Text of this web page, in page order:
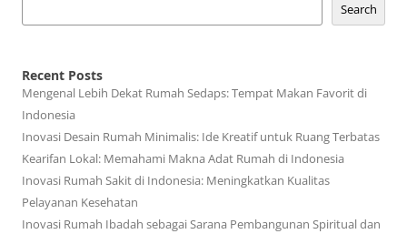
Search
Recent Posts
Mengenal Lebih Dekat Rumah Sedaps: Tempat Makan Favorit di
Indonesia
Inovasi Desain Rumah Minimalis: Ide Kreatif untuk Ruang Terbatas
Kearifan Lokal: Memahami Makna Adat Rumah di Indonesia
Inovasi Rumah Sakit di Indonesia: Meningkatkan Kualitas
Pelayanan Kesehatan
Inovasi Rumah Ibadah sebagai Sarana Pembangunan Spiritual dan